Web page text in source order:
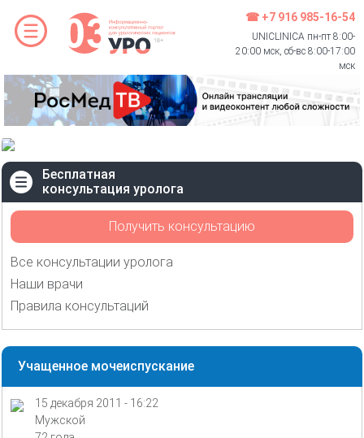
☎ +7 916 985-16-54
UNICLINICA пн-пт 8:00-
20:00 мск, сб-вс 8:00-17:00
мск
Бесплатная
консультация уролога
Получить консультацию
Все консультации уролога
Наши врачи
Правила консультаций
Учащенное мочеиспускание
15 декабря 2011 - 16:22
Мужской